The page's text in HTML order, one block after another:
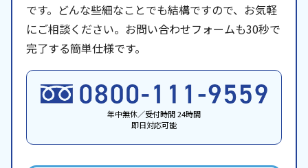
です。どんな些細なことでも結構ですので、お気軽
にご相談ください。お問い合わせフォームも30秒で
完了する簡単仕様です。
年中無休／受付時間 24時間
即日対応可能